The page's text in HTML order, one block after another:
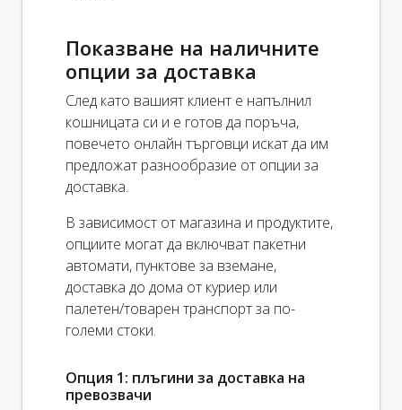
Показване на наличните
опции за доставка
След като вашият клиент е напълнил
кошницата си и е готов да поръча,
повечето онлайн търговци искат да им
предложат разнообразие от опции за
доставка.
В зависимост от магазина и продуктите,
опциите могат да включват пакетни
автомати, пунктове за вземане,
доставка до дома от куриер или
палетен/товарен транспорт за по-
големи стоки.
Опция 1: плъгини за доставка на
превозвачи